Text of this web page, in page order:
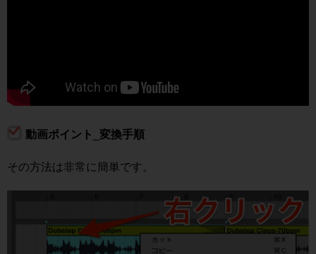
動画ポイント_変換手順
その方法は非常に簡単です。